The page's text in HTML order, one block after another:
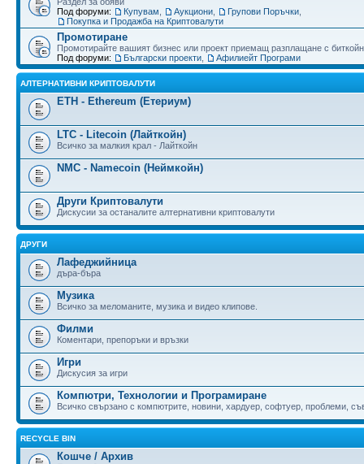
Под форуми:
Купувам Аукциони Групови Поръчки
Покупка и Продажба на Криптовалути
Промотиране
Промотирайте вашият бизнес или проект приемащ разплащане с биткойн
Под форуми:
Български проекти Афилиейт Програми
АЛТЕРНАТИВНИ КРИПТОВАЛУТИ
ETH - Ethereum (Етериум)
LTC - Litecoin (Лайткойн)
Всичко за малкия крал - Лайткойн
NMC - Namecoin (Неймкойн)
Други Криптовалути
Дискусии за останалите алтернативни криптовалути
ДРУГИ
Лафеджийница
дъра-бъра
Музика
Всичко за меломаните, музика и видео клипове.
Филми
Коментари, препоръки и връзки
Игри
Дискусия за игри
Компютри, Технологии и Програмиране
Всичко свързано с компютрите, новини, хардуер, софтуер, проблеми,
RECYCLE BIN
Кошче / Архив